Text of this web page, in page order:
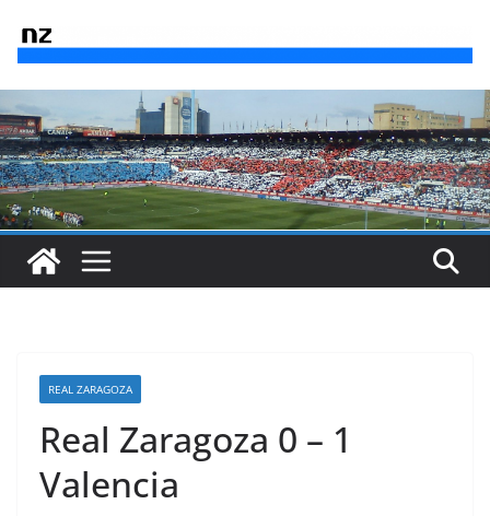
REAL ZARAGOZA
Real Zaragoza 0 – 1
Valencia